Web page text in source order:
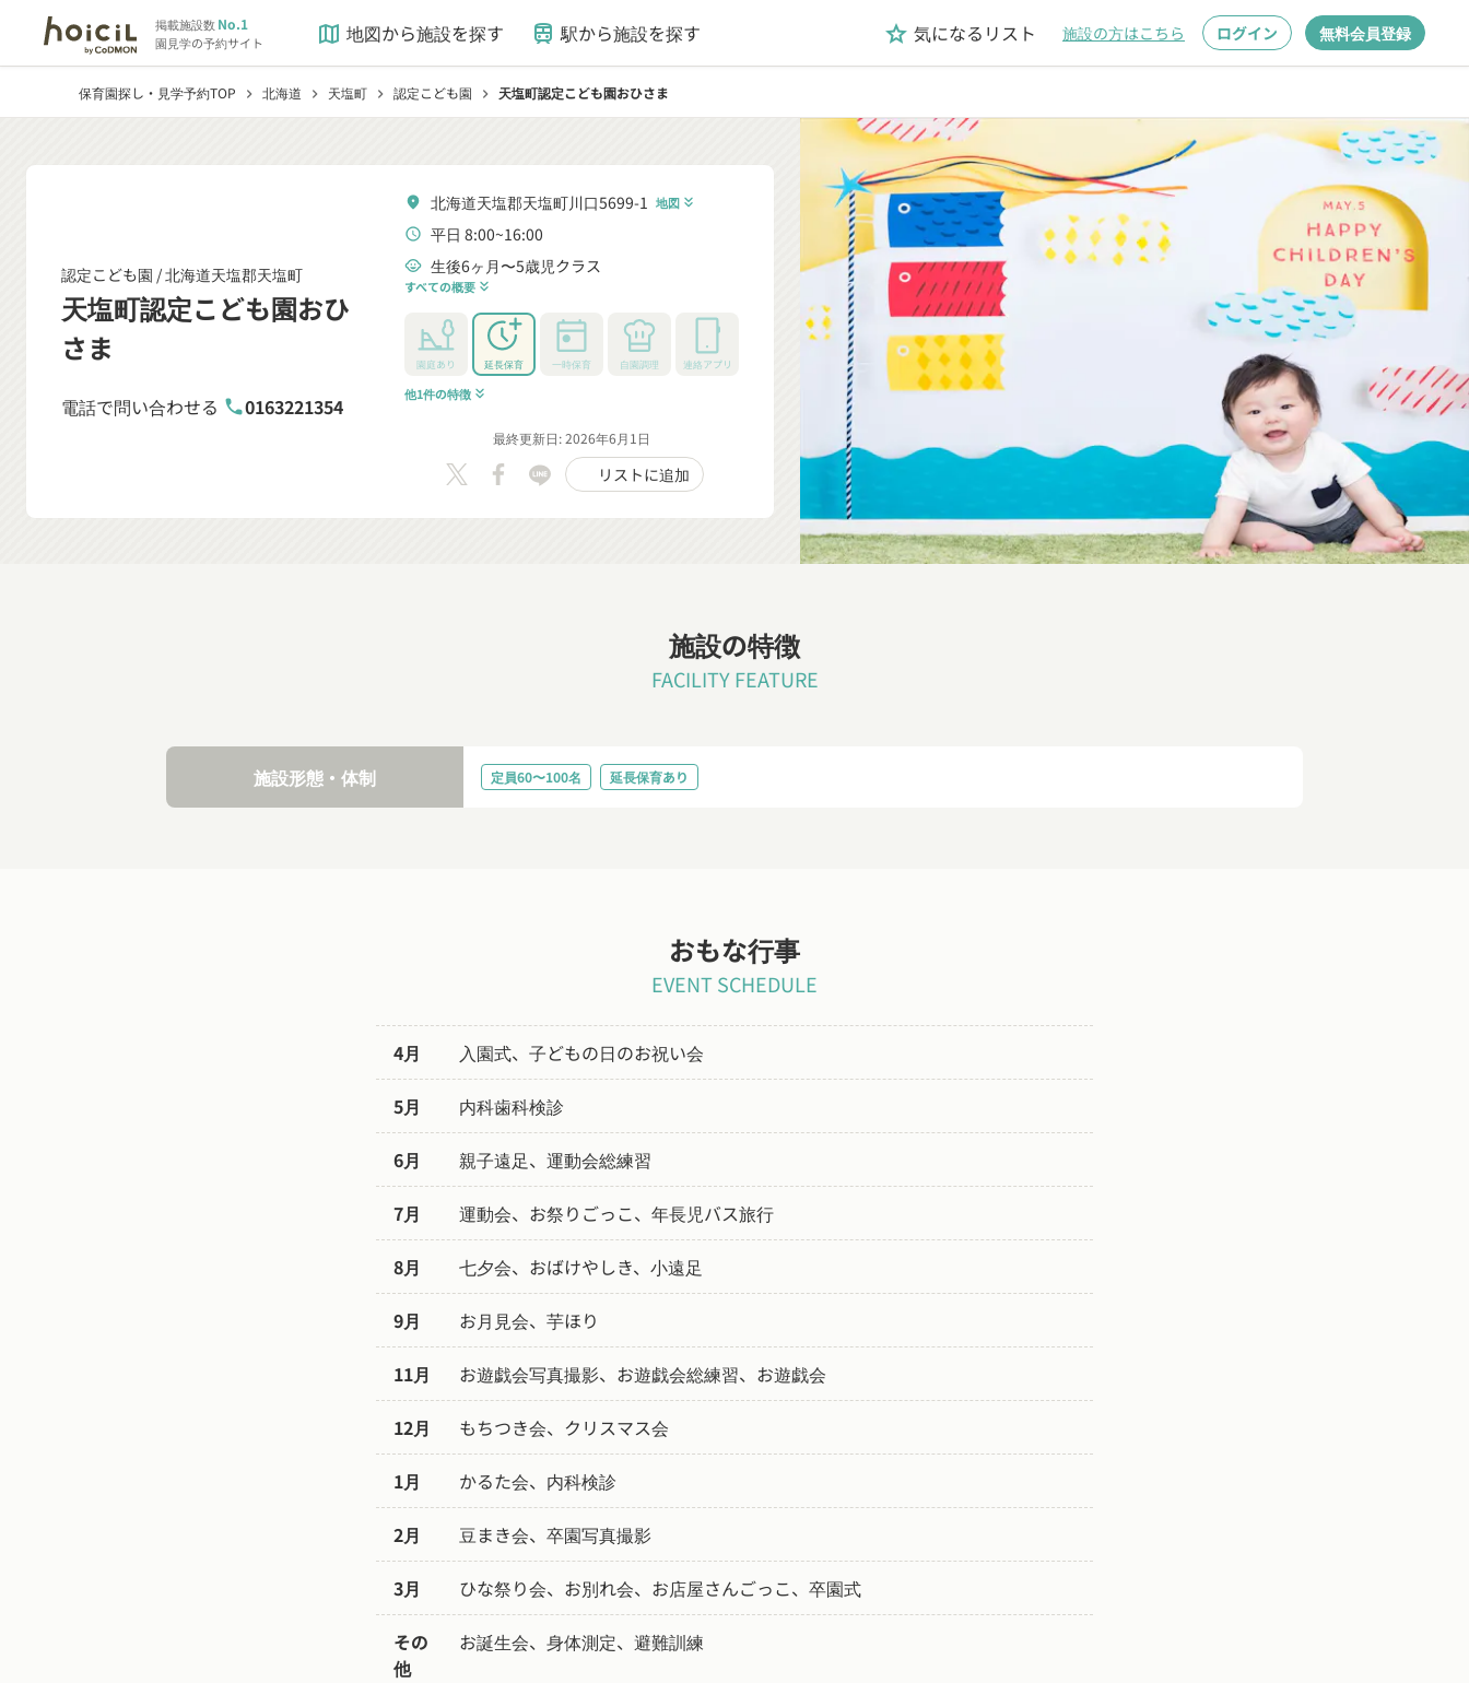
掲載施設数No.1
園見学の予約サイト map 地図から施設を探す train 駅から施設を探す grade 気になるリスト 施設の方はこちら ログイン 無料会員登録
保育園探し・見学予約TOP chevron_right 北海道 chevron_right 天塩町 chevron_right 認定こども園 chevron_right 天塩町認定こども園おひさま
認定こども園 /北海道天塩郡天塩町
天塩町認定こども園おひ
さま
電話で問い合わせる phone0163221354
location_on 北海道天塩郡天塩町川口5699-1 地図 keyboard_double_arrow_down
schedule 平日 8:00~16:00
child_care 生後6ヶ月〜5歳児クラス
すべての概要 keyboard_double_arrow_down
園庭あり 延長保育 一時保育 自園調理 連絡アプリ
他1件の特徴 keyboard_double_arrow_down
最終更新日: 2026年6月1日
リストに追加
施設の特徴
FACILITY FEATURE
施設形態・体制 定員60〜100名 延長保育あり
おもな行事
EVENT SCHEDULE
4月 入園式、子どもの日のお祝い会
5月 内科歯科検診
6月 親子遠足、運動会総練習
7月 運動会、お祭りごっこ、年長児バス旅行
8月 七夕会、おばけやしき、小遠足
9月 お月見会、芋ほり
11月 お遊戯会写真撮影、お遊戯会総練習、お遊戯会
12月 もちつき会、クリスマス会
1月 かるた会、内科検診
2月 豆まき会、卒園写真撮影
3月 ひな祭り会、お別れ会、お店屋さんごっこ、卒園式
その
他
お誕生会、身体測定、避難訓練